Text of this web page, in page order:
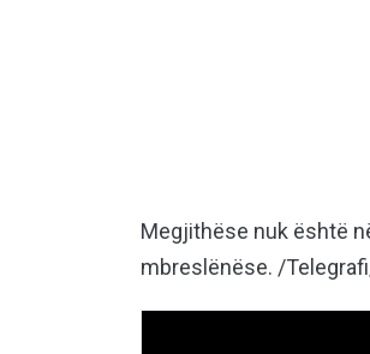
Megjithëse nuk është
mbreslënëse. /